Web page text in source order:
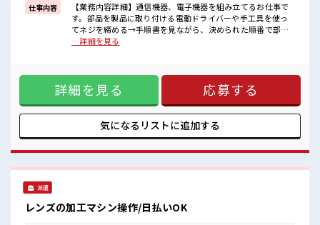
■職場の雰囲気
休憩室で楽しくおしゃべり！
ストレス解消☆
残業はほとんどありません！
仕事内容
【業務内容詳細】通信機器、電子機器を組み立てるお仕事で
す。部品を製品に取り付ける電動ドライバーや手工具を使っ
てネジを締める→手順書を見ながら、決められた順番で部品
を組み付ける組立後の製品をチェックする。作業は、**「部
ますが、最初からすべてを覚える必要はありません。決めら
れた手順に沿って一つずつ覚えていけるため、製造未経験の
方も始めやすいお仕事です。【取扱製品情報】通信機器、電
子機器 ■お仕事PR ≪無理なく働ける≫ 場合によってはお願い
することもありますが、 残業はほとんどナシ！ ≪動きやすい
制服アリ≫ 制服があるので、 毎日の服装の悩み解消♪ ≪未経
けど、 しっかり働く環境が整っています！ イチからスキル
UP・ステップUP目指していきましょう！ ≪様々なお仕事を
消☆ 職場にはロッカー完備！ 私物の置きすぎには注意が必要
ですね★ 残業はほとんどありません！
…詳細を見る
詳細を見る 応募する
気になるリストに追加する
派遣
レンズの加工マシン操作/日払いOK